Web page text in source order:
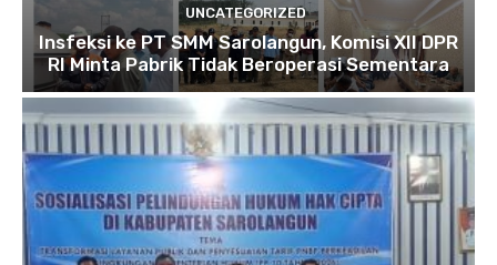
UNCATEGORIZED
Insfeksi ke PT SMM Sarolangun, Komisi XII DPR
RI Minta Pabrik Tidak Beroperasi Sementara